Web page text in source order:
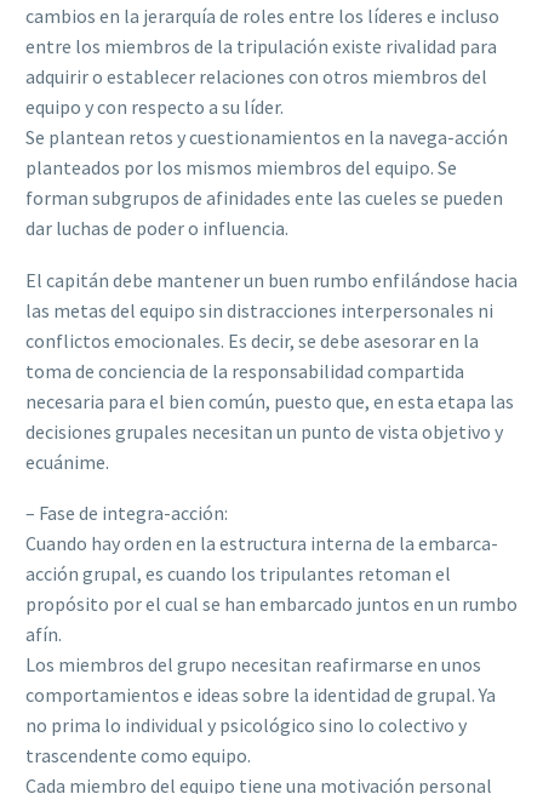
cambios en la jerarquía de roles entre los líderes e incluso
entre los miembros de la tripulación existe rivalidad para
adquirir o establecer relaciones con otros miembros del
equipo y con respecto a su líder.
Se plantean retos y cuestionamientos en la navega-acción
planteados por los mismos miembros del equipo. Se
forman subgrupos de afinidades ente las cueles se pueden
dar luchas de poder o influencia.
El capitán debe mantener un buen rumbo enfilándose hacia
las metas del equipo sin distracciones interpersonales ni
conflictos emocionales. Es decir, se debe asesorar en la
toma de conciencia de la responsabilidad compartida
necesaria para el bien común, puesto que, en esta etapa las
decisiones grupales necesitan un punto de vista objetivo y
ecuánime.
– Fase de integra-acción:
Cuando hay orden en la estructura interna de la embarca-
acción grupal, es cuando los tripulantes retoman el
propósito por el cual se han embarcado juntos en un rumbo
afín.
Los miembros del grupo necesitan reafirmarse en unos
comportamientos e ideas sobre la identidad de grupal. Ya
no prima lo individual y psicológico sino lo colectivo y
trascendente como equipo.
Cada miembro del equipo tiene una motivación personal